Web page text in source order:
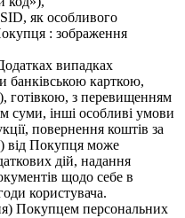
як особливого
: зображення
випадках
банківською карткою,
готівкою, з перевищенням
суми, інші особливі умови
повернення коштів за
від Покупця може
дій, надання
щодо себе в
користувача.
Покупцем персональних